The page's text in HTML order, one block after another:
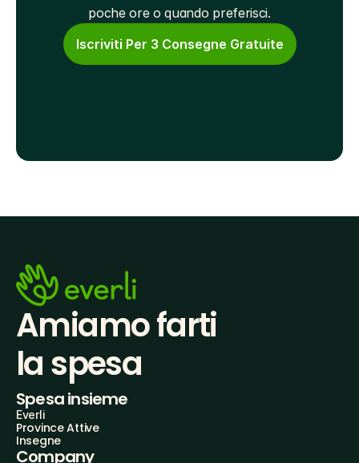
poche ore o quando preferisci.
Iscriviti Per 3 Consegne Gratuite
Amiamo farti
la spesa
Spesa insieme
Everli
Province Attive
Insegne
Company